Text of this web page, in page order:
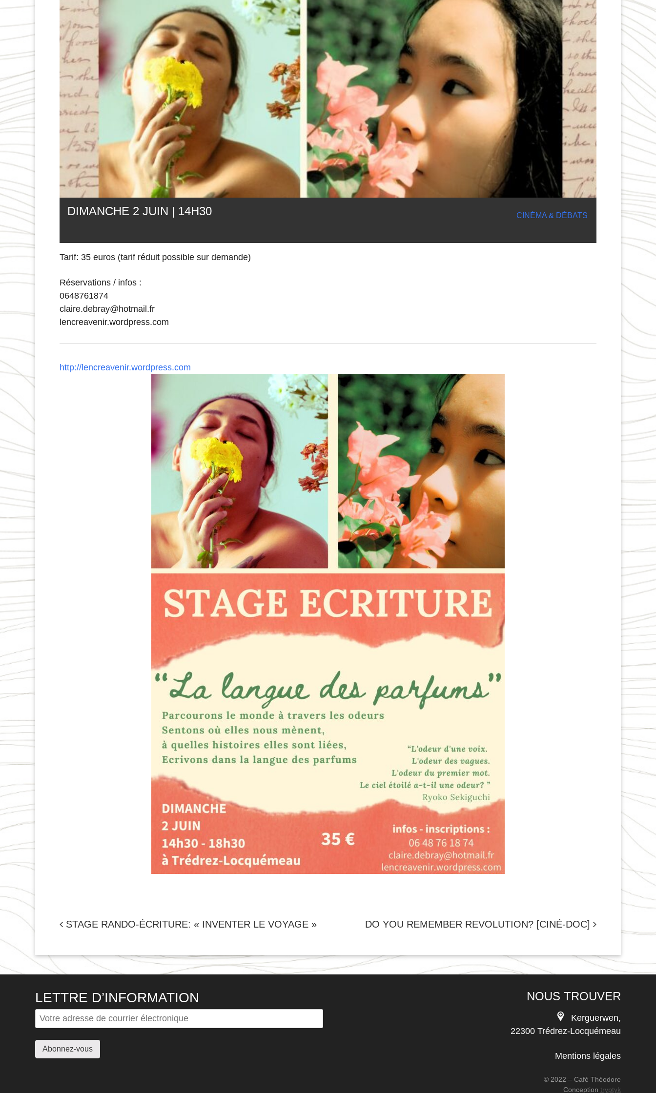
DIMANCHE 2 JUIN | 14H30 CINÉMA & DÉBATS
Tarif: 35 euros (tarif réduit possible sur demande)
Réservations / infos :
0648761874
claire.debray@hotmail.fr
lencreavenir.wordpress.com
http://lencreavenir.wordpress.com
NAVIGATION
L'ARTICLE
STAGE RANDO-ÉCRITURE: « INVENTER LE VOYAGE » DO YOU REMEMBER REVOLUTION? [CINÉ-DOC]
LETTRE D’INFORMATION NOUS TROUVER
Kerguerwen,
22300 Trédrez-Locquémeau
Mentions légales
© 2022 – Café Théodore
Conception tryptyk